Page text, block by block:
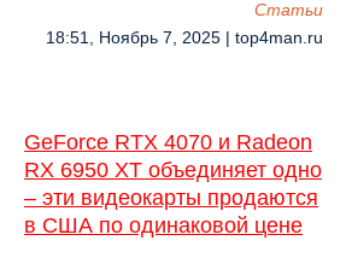
Cтатьи
18:51, Ноябрь 7, 2025 | top4man.ru
GeForce RTX 4070 и Radeon
RX 6950 XT объединяет одно
– эти видеокарты продаются
в США по одинаковой цене